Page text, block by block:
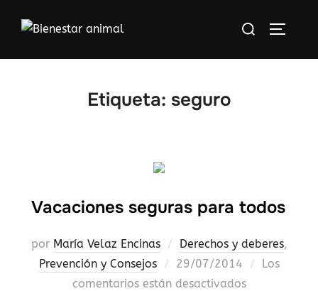
Buscar:
Etiqueta: seguro
Vacaciones seguras para todos
por María Velaz Encinas Derechos y deberes,
Prevención y Consejos
Publicado
el
29/07/2014
Los
comentarios están desactivados